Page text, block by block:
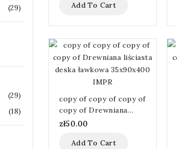
(29)
(29)
(18)
Add To Cart
copy of copy of copy of
copy of Drewniana
liściasta deska ławkowa
zł50.00
Add To Cart